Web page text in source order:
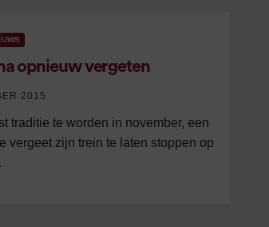
opnieuw vergeten
2015
traditie te worden in november, een
vergeet zijn trein te laten stoppen op